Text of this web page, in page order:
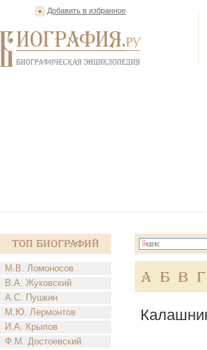
Добавить в избранное
Топ Биографий
М.В. Ломоносов
В.А. Жуковский
А.С. Пушкин
М.Ю. Лермонтов
И.А. Крылов
Ф.М. Достоевский
А Б В Г